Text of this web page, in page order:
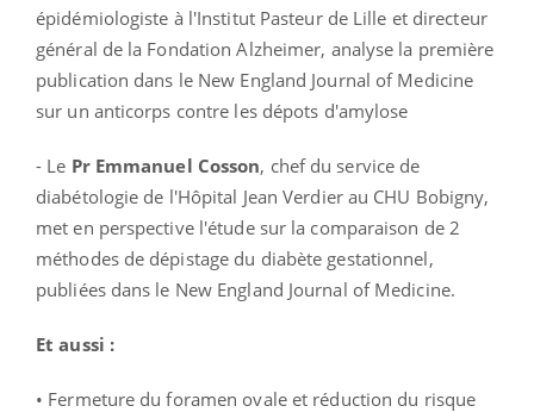
épidémiologiste à l'Institut Pasteur de Lille et directeur
général de la Fondation Alzheimer, analyse la première
publication dans le New England Journal of Medicine
sur un anticorps contre les dépots d'amylose
- Le Pr Emmanuel Cosson, chef du service de
diabétologie de l'Hôpital Jean Verdier au CHU Bobigny,
met en perspective l'étude sur la comparaison de 2
méthodes de dépistage du diabète gestationnel,
publiées dans le New England Journal of Medicine.
Et aussi :
• Fermeture du foramen ovale et réduction du risque